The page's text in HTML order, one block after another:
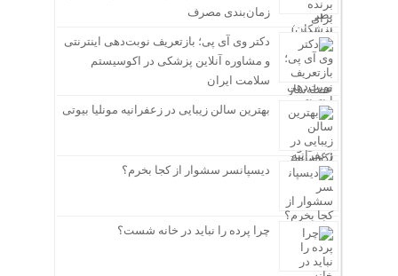
زمان‌بندی مصرف
دکتر وی آی پی؛ بازتعریف نوبت‌دهی اینترنتی
و مشاوره آنلاین پزشکی در اکوسیستم
سلامت ایران
بهترین سالن زیبایی در زعفرانیه مونلیا بیوتی
دیسپانسر سشوار از کجا بخرم؟
چرا پرده را نباید در خانه شست؟